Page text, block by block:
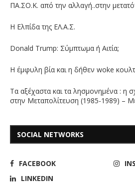
ΠΑ.ΣΟ.Κ. από την αλλαγή..στην
Η Ελπίδα της ΕΛ.Α.Σ.
Donald Trump: Σύμπτωμα ή Αιτία;
Η έμφυλη βία και η δήθεν woke
Τα αξέχαστα και τα λησμονημένα : η
στην Μεταπολίτευση (1985-1989) –
SOCIAL NETWORKS
FACEBOOK
LINKEDIN